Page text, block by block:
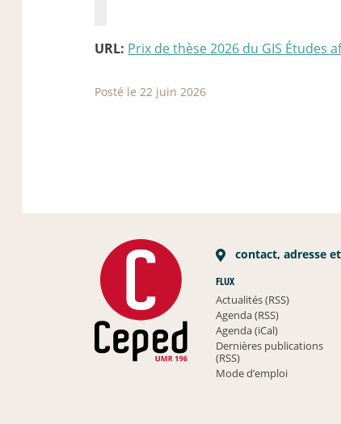
URL: Prix de thèse 2026 du GIS Études
Posté le 22 juin 2026
contact, adresse
FLUX
Actualités (RSS)
Agenda (RSS)
Agenda (iCal)
Dernières publications
(RSS)
Mode d’emploi